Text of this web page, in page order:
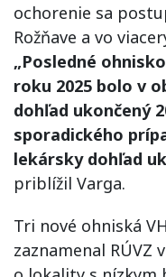
ochorenie sa
Rožňave a vo
„Posledné
roku 2025 bolo v
dohľad ukončený
sporadického
lekársky dohľad
priblížil Varga.
Tri nové ohniská
zaznamenal RÚVZ